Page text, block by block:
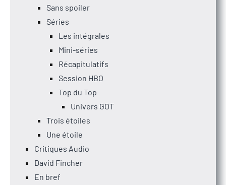
Sans spoiler
Séries
Les intégrales
Mini-séries
Récapitulatifs
Session HBO
Top du Top
Univers GOT
Trois étoiles
Une étoile
Critiques Audio
David Fincher
En bref